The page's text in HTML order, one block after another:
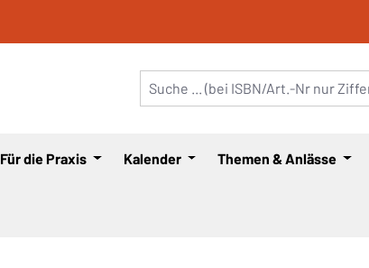
Für die Praxis Kalender Themen & Anlässe